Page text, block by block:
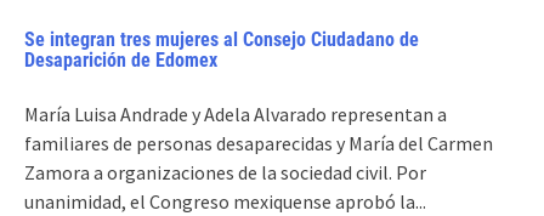
Se integran tres mujeres al Consejo Ciudadano de
Desaparición de Edomex
María Luisa Andrade y Adela Alvarado representan a
familiares de personas desaparecidas y María del Carmen
Zamora a organizaciones de la sociedad civil. Por
unanimidad, el Congreso mexiquense aprobó la...